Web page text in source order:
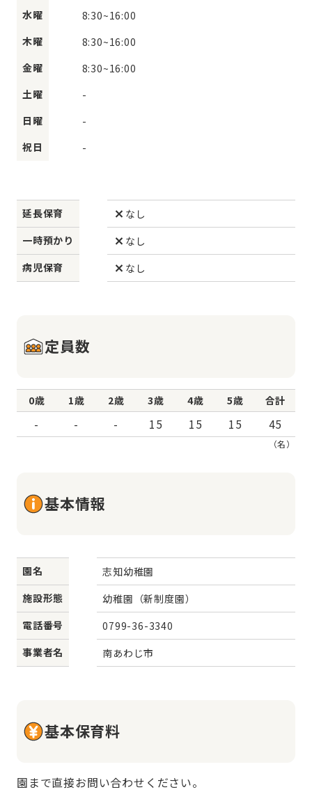
水曜
8:30~16:00
木曜
8:30~16:00
金曜
8:30~16:00
土曜
-
日曜
-
祝日
-
延長保育
なし
一時預かり
なし
病児保育
なし
定員数
0歳 1歳 2歳 3歳 4歳 5歳 合計
- - - 15 15 15 45
（名）
基本情報
園名
志知幼稚園
施設形態
幼稚園（新制度園）
電話番号
0799-36-3340
事業者名
南あわじ市
基本保育料
園まで直接お問い合わせください。